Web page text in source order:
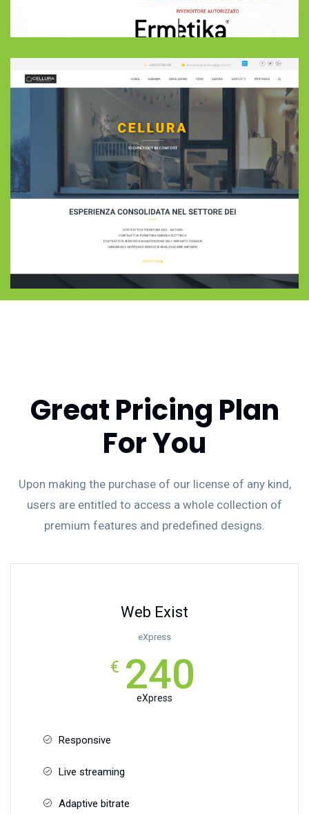
Great Pricing Plan
For You
Upon making the purchase of our license of any kind,
users are entitled to access a whole collection of
premium features and predefined designs.
Web Exist
eXpress
€ 240
eXpress
Responsive
Live streaming
Adaptive bitrate